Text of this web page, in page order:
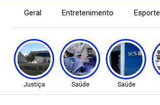
Geral Entretenimento Esporte
Justiça Saúde Saúde